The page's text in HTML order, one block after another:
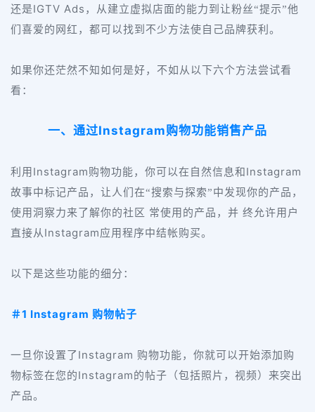
还是IGTV Ads ，从建立虚拟店面的能力到让粉丝“提示”他
们喜爱的网红，都可以找到不少方法使自己品牌获利。
如果你还茫然不知如何是好，不如从以下六个方法尝试看
看：
一、通过Instagram购物功能销售产品
利用 Instagram购物功能，你可以在自然信息和 Instagram
故事中标记产品，让人们在“搜索与探索”中发现你的产品，
使用洞察力来了解你的社区 常使用的产品，并 终允许用户
直接从 Instagram应用程序中结帐购买。
以下是这些功能的细分：
＃1 Instagram 购物帖子
一旦你设置了 Instagram 购物功能，你就可以开始添加购
物标签在您的Instagram的帖子（包括照片，视频）来突出
产品。